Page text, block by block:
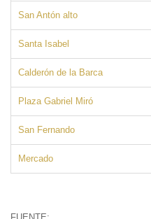
San Antón alto
Santa Isabel
Calderón de la Barca
Plaza Gabriel Miró
San Fernando
Mercado
FUENTE: